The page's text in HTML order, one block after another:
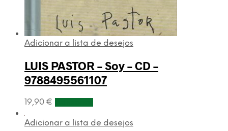
Adicionar a lista de desejos
LUIS PASTOR – Soy – CD –
9788495561107
19,90 €
Adicionar a lista de desejos